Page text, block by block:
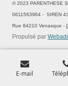
© 2023
0611563964 - SIREN
Rue 84210 Venasque -
Propulsé par
E-mail